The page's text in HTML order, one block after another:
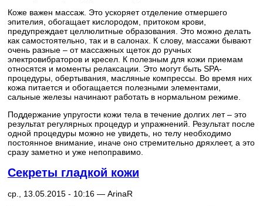
Коже важен массаж. Это ускоряет отделение отмершего
эпителия, обогащает кислородом, притоком крови,
предупреждает целлюлитные образования. Это можно делать
как самостоятельно, так и в салонах. К слову, массажи бывают
очень разные – от массажных щеток до ручных
электровибраторов и кресел. К полезным для кожи приемам
относятся и моменты релаксации. Это могут быть SPA-
процедуры, обертывания, масляные компрессы. Во время них
кожа питается и обогащается полезными элементами,
сальные железы начинают работать в нормальном режиме.
Поддержание упругости кожи тела в течение долгих лет – это
результат регулярных процедур и упражнений. Результат после
одной процедуры можно не увидеть, но телу необходимо
постоянное внимание, иначе оно стремительно дряхлеет, а это
сразу заметно и уже непоправимо.
Секреты гладкой кожи
ср., 13.05.2015 - 10:16 — ArinaR